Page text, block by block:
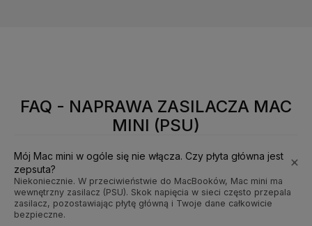
FAQ - NAPRAWA ZASILACZA MAC
MINI (PSU)
Mój Mac mini w ogóle się nie włącza. Czy płyta główna jest
zepsuta?
Niekoniecznie. W przeciwieństwie do MacBooków, Mac mini ma
wewnętrzny zasilacz (PSU). Skok napięcia w sieci często przepala
zasilacz, pozostawiając płytę główną i Twoje dane całkowicie
bezpieczne.